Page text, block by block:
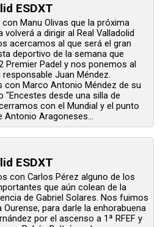
ESDXT
Manu Olivas que la próxima
volverá a dirigir al Real Valladolid
acercamos al que será el gran
deportivo de la semana que
Premier Padel y nos ponemos al
Juan Méndez.
con Marco Antonio Méndez de su
"Encestes desde una silla de
con el Mundial y el punto
Antonio Aragoneses...
ESDXT
con Carlos Pérez alguno de los
que aún colean de la
de Gabriel Solares. Nos fuimos
Ourense, para darle la enhorabuena
por el ascenso a 1ª RFEF y